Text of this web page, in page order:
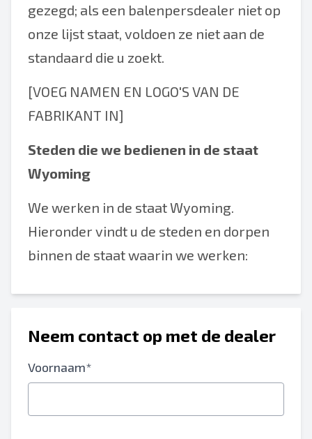
gezegd; als een balenpersdealer niet op
onze lijst staat, voldoen ze niet aan de
standaard die u zoekt.
[VOEG NAMEN EN LOGO'S VAN DE
FABRIKANT IN]
Steden die we bedienen in de staat
Wyoming
We werken in de staat Wyoming.
Hieronder vindt u de steden en dorpen
binnen de staat waarin we werken:
Neem contact op met de dealer
Voornaam*